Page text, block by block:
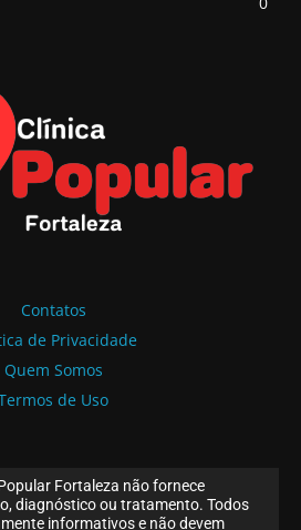
Contatos
de Privacidade
Quem Somos
de Uso
Fortaleza não fornece
diagnóstico ou tratamento. Todos
informativos e não devem